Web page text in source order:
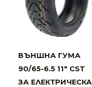
ВЪНШНА ГУМА
90/65-6.5 11″ CST
ЗА ЕЛЕКТРИЧЕСКА